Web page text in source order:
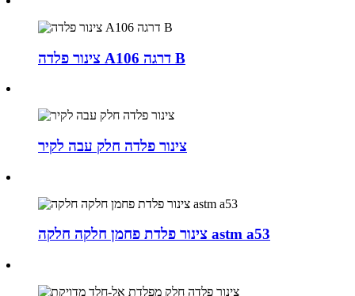
צינור פלדה A106 דרגה B
צינור פלדה חלק עבה לקיר
צינור פלדת פחמן חלקה חלקה astm a53